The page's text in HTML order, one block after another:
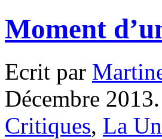
Moment
Ecrit par
Décembre
Critiques, La